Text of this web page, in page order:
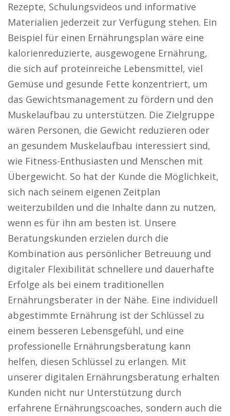
Rezepte, Schulungsvideos und informative
Materialien jederzeit zur Verfügung stehen. Ein
Beispiel für einen Ernährungsplan wäre eine
kalorienreduzierte, ausgewogene Ernährung,
die sich auf proteinreiche Lebensmittel, viel
Gemüse und gesunde Fette konzentriert, um
das Gewichtsmanagement zu fördern und den
Muskelaufbau zu unterstützen. Die Zielgruppe
wären Personen, die Gewicht reduzieren oder
an gesundem Muskelaufbau interessiert sind,
wie Fitness-Enthusiasten und Menschen mit
Übergewicht. So hat der Kunde die Möglichkeit,
sich nach seinem eigenen Zeitplan
weiterzubilden und die Inhalte dann zu nutzen,
wenn es für ihn am besten ist. Unsere
Beratungskunden erzielen durch die
Kombination aus persönlicher Betreuung und
digitaler Flexibilität schnellere und dauerhafte
Erfolge als bei einem traditionellen
Ernährungsberater in der Nähe. Eine individuell
abgestimmte Ernährung ist der Schlüssel zu
einem besseren Lebensgefühl, und eine
professionelle Ernährungsberatung kann
helfen, diesen Schlüssel zu erlangen. Mit
unserer digitalen Ernährungsberatung erhalten
Kunden nicht nur Unterstützung durch
erfahrene Ernährungscoaches, sondern auch die